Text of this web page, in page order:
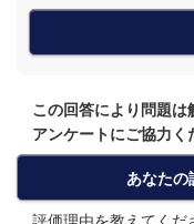
この回答により問題は
アンケートにご協力く
あなたの